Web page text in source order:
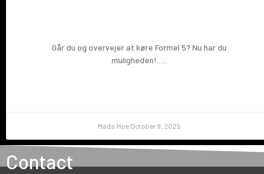
Går du og overvejer at køre Formel 5? Nu har du
muligheden!…..
Mads Hoe October 9, 2025
Contact